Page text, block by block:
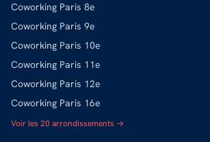
Coworking Paris 8e
Coworking Paris 9e
Coworking Paris 10e
Coworking Paris 11e
Coworking Paris 12e
Coworking Paris 16e
Voir les 20 arrondissements →